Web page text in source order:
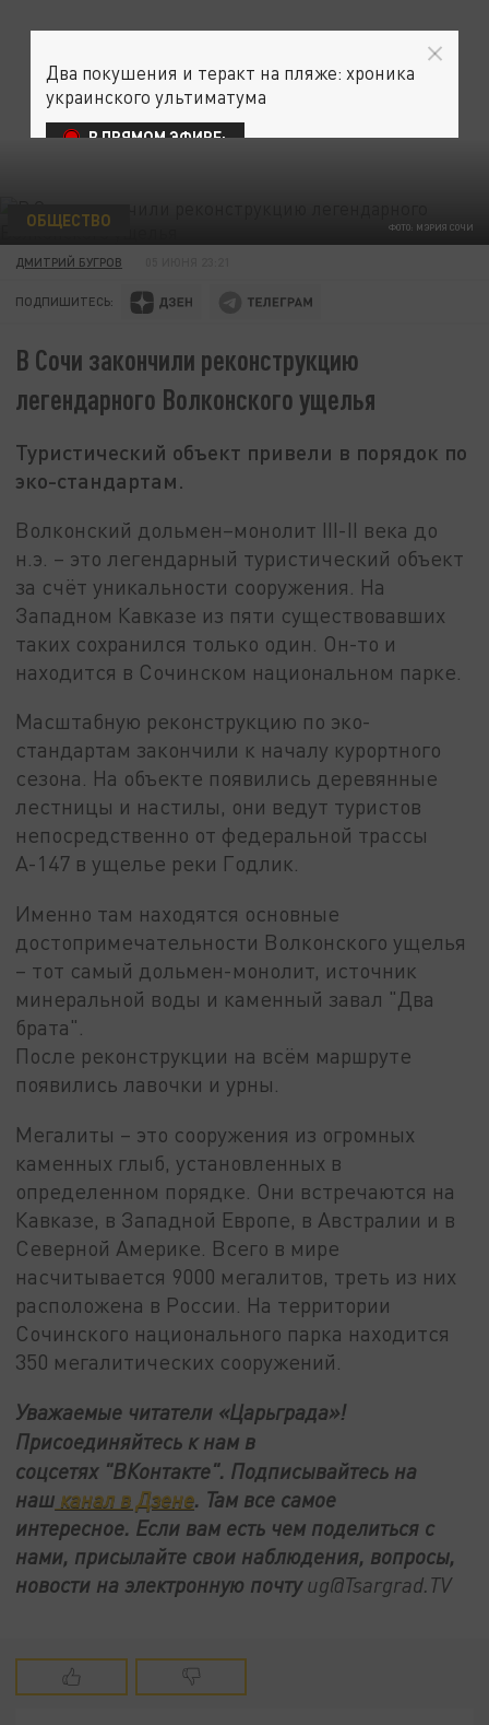
ФОТО: МЭРИЯ СОЧИ
ОБЩЕСТВО
ДМИТРИЙ БУГРОВ
ПОДПИШИТЕСЬ:
В Сочи закончили реконструкцию
легендарного Волконского ущелья
Туристический объект привели в порядок по
эко-стандартам.
Волконский дольмен–монолит III-II века до
н.э. – это легендарный туристический объект
за счёт уникальности сооружения. На
Западном Кавказе из пяти существовавших
таких сохранился только один. Он-то и
находится в Сочинском национальном парке.
Масштабную реконструкцию по эко-
стандартам закончили к началу курортного
сезона. На объекте появились деревянные
лестницы и настилы, они ведут туристов
непосредственно от федеральной трассы
А-147 в ущелье реки Годлик.
Именно там находятся основные
достопримечательности Волконского ущелья
– тот самый дольмен-монолит, источник
минеральной воды и каменный завал "Два
брата".
После реконструкции на всём маршруте
появились лавочки и урны.
Мегалиты – это сооружения из огромных
каменных глыб, установленных в
определенном порядке. Они встречаются на
Кавказе, в Западной Европе, в Австралии и в
Северной Америке. Всего в мире
насчитывается 9000 мегалитов, треть из них
расположена в России. На территории
Сочинского национального парка находится
350 мегалитических сооружений.
Уважаемые читатели «Царьграда»!
Присоединяйтесь к нам в
соцсетях "ВКонтакте". Подписывайтесь на
наш канал в Дзене. Там все самое
интересное. Если вам есть чем поделиться с
нами, присылайте свои наблюдения, вопросы,
новости на электронную почтуug@Tsargrad.TV
Два покушения и теракт на пляже: хроника
украинского ультиматума
В ПРЯМОМ ЭФИРЕ: